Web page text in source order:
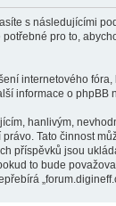
s následujícími
pro to,
internetového fóra,
informace o phpBB
hanlivým,
právo. Tato činnost
příspěvků jsou
to bude